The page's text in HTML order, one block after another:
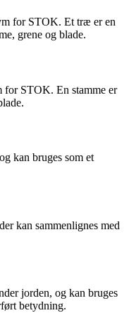
for STOK. Et træ er en
grene og blade.
for STOK. En stamme er
kan bruges som et
kan sammenlignes med
jorden, og kan bruges
betydning.